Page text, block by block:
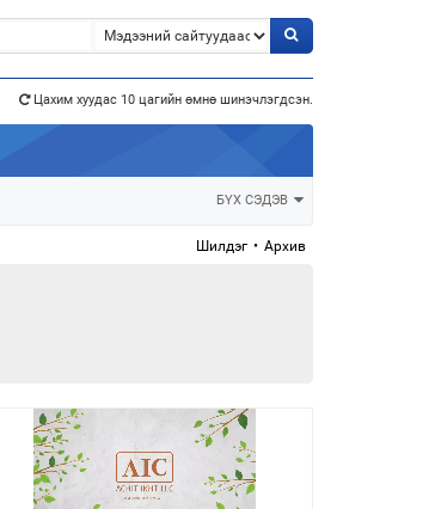
Цахим хуудас 10 цагийн өмнө шинэчлэгдсэн.
БҮХ СЭДЭВ
Шилдэг • Архив